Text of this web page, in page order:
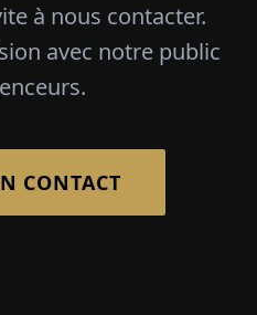
à nous contacter.
avec notre public
CONTACT